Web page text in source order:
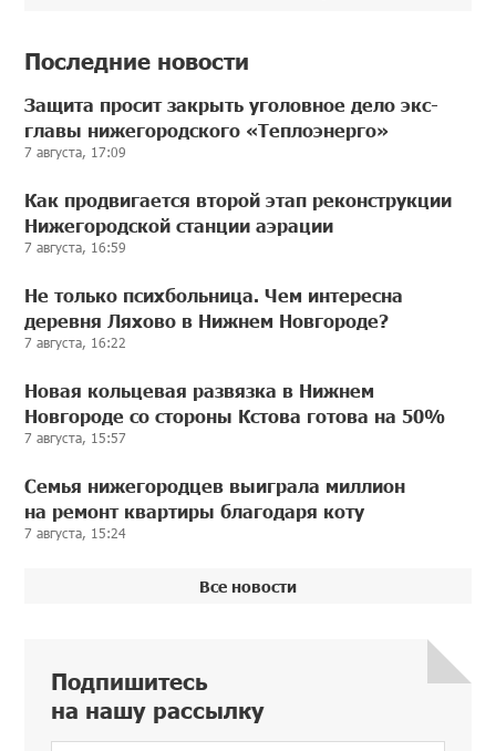
Последние новости
Защита просит закрыть уголовное дело экс-
главы нижегородского «Теплоэнерго»
7 августа, 17:09
Как продвигается второй этап реконструкции
Нижегородской станции аэрации
7 августа, 16:59
Не только психбольница. Чем интересна
деревня Ляхово в Нижнем Новгороде?
7 августа, 16:22
Новая кольцевая развязка в Нижнем
Новгороде со стороны Кстова готова на 50%
7 августа, 15:57
Семья нижегородцев выиграла миллион
на ремонт квартиры благодаря коту
7 августа, 15:24
Все новости
Подпишитесь
на нашу рассылку